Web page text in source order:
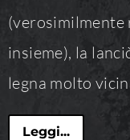
(verosimilmente
insieme), la
legna molto
Leggi...